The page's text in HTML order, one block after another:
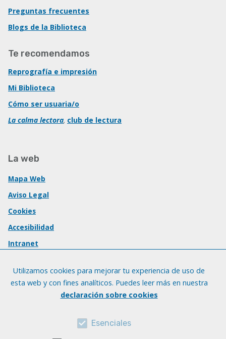
Preguntas frecuentes
Blogs de la Biblioteca
Te recomendamos
Reprografía e impresión
Mi Biblioteca
Cómo ser usuaria/o
La calma lectora, club de lectura
La web
Mapa Web
Aviso Legal
Cookies
Accesibilidad
Intranet
Utilizamos cookies para mejorar tu experiencia de uso de
esta web y con fines analíticos. Puedes leer más en nuestra
declaración sobre cookies
Esenciales